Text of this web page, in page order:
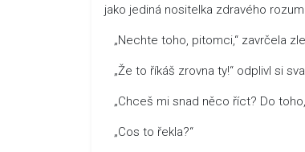
jako jediná nositelka zdravého
„Nechte toho, pitomci,“ zavrčela
„Že to říkáš zrovna ty!“ odplivl si
„Chceš mi snad něco říct? Do
„Cos to řekla?“